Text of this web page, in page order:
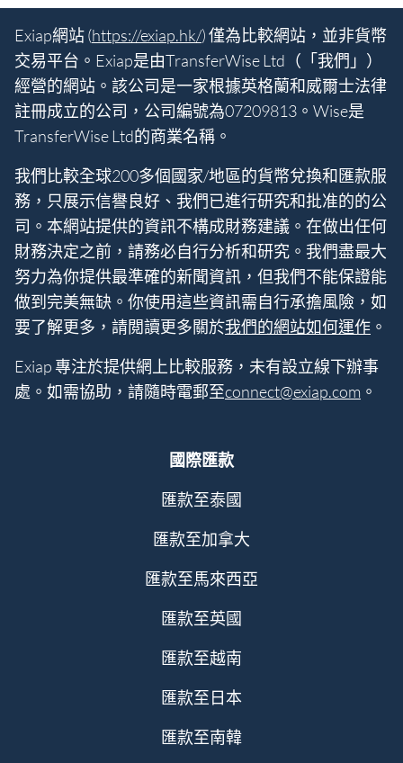
Exiap網站 (https://exiap.hk/) 僅為比較網站，並非貨幣
交易平台。Exiap是由TransferWise Ltd（「我們」）
經營的網站。該公司是一家根據英格蘭和威爾士法律
註冊成立的公司，公司編號為07209813。Wise是
TransferWise Ltd的商業名稱。
我們比較全球200多個國家/地區的貨幣兌換和匯款服
務，只展示信譽良好、我們已進行研究和批准的的公
司。本網站提供的資訊不構成財務建議。在做出任何
財務決定之前，請務必自行分析和研究。我們盡最大
努力為你提供最準確的新聞資訊，但我們不能保證能
做到完美無缺。你使用這些資訊需自行承擔風險，如
要了解更多，請閲讀更多關於我們的網站如何運作 。
Exiap 專注於提供網上比較服務，未有設立線下辦事
處。如需協助，請隨時電郵至connect@exiap.com 。
國際匯款
匯款至泰國
匯款至加拿大
匯款至馬來西亞
匯款至英國
匯款至越南
匯款至日本
匯款至南韓